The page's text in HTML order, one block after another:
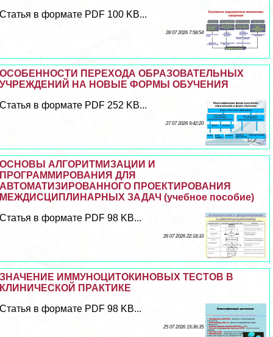
Статья в формате PDF 100 KB...
28 07 2026 7:58:54
ОСОБЕННОСТИ ПЕРЕХОДА ОБРАЗОВАТЕЛЬНЫХ
УЧРЕЖДЕНИЙ НА НОВЫЕ ФОРМЫ ОБУЧЕНИЯ
Статья в формате PDF 252 KB...
27 07 2026 9:42:20
ОСНОВЫ АЛГОРИТМИЗАЦИИ И
ПРОГРАММИРОВАНИЯ ДЛЯ
АВТОМАТИЗИРОВАННОГО ПРОЕКТИРОВАНИЯ
МЕЖДИСЦИПЛИНАРНЫХ ЗАДАЧ (учебное пособие)
Статья в формате PDF 98 KB...
26 07 2026 22:18:33
ЗНАЧЕНИЕ ИММУНОЦИТОКИНОВЫХ ТЕСТОВ В
КЛИНИЧЕСКОЙ ПРАКТИКЕ
Статья в формате PDF 98 KB...
25 07 2026 19:36:35